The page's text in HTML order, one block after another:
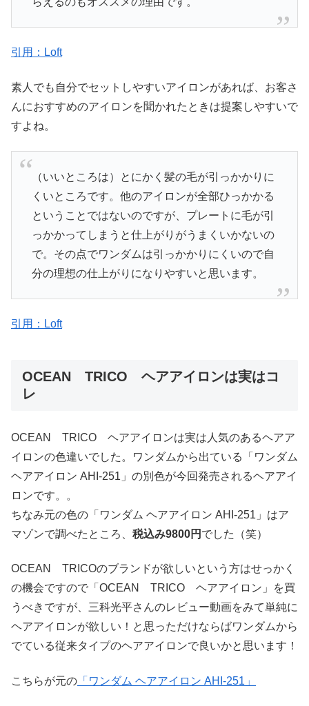
引用：Loft
素人でも自分でセットしやすいアイロンがあれば、お客さ
んにおすすめのアイロンを聞かれたときは提案しやすいで
すよね。
（いいところは）とにかく髪の毛が引っかかりに
くいところです。他のアイロンが全部ひっかかる
ということではないのですが、プレートに毛が引
っかかってしまうと仕上がりがうまくいかないの
で。その点でワンダムは引っかかりにくいので自
分の理想の仕上がりになりやすいと思います。
引用：Loft
OCEAN TRICO ヘアアイロンは実はコ
レ
OCEAN TRICO ヘアアイロンは実は人気のあるヘアア
イロンの色違いでした。ワンダムから出ている「ワンダム
ヘアアイロン AHI-251」の別色が今回発売されるヘアアイ
ロンです。。
ちなみ元の色の「ワンダム ヘアアイロン AHI-251」はア
マゾンで調べたところ、 税込み9800円 でした（笑）
OCEAN TRICOのブランドが欲しいという方はせっかく
の機会ですので「OCEAN TRICO ヘアアイロン」を買
うべきですが、三科光平さんのレビュー動画をみて単純に
ヘアアイロンが欲しい！と思っただけならばワンダムから
でている従来タイプのヘアアイロンで良いかと思います！
こちらが元の 「ワンダム ヘアアイロン AHI-251」